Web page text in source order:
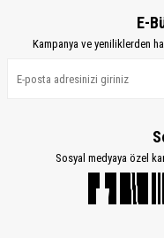
E-
Kampanya ve yeniliklerden
Sosyal medyaya özel